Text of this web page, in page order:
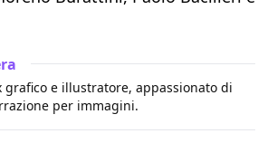
grafico e illustratore, appassionato di
per immagini.